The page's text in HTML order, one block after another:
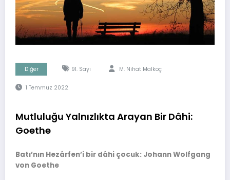
Diğer 91. Sayı M. Nihat Malkoç
1 Temmuz 2022
Mutluluğu Yalnızlıkta Arayan Bir Dâhi:
Goethe
Batı’nın Hezârfen’i bir dâhi çocuk: Johann Wolfgang
von Goethe